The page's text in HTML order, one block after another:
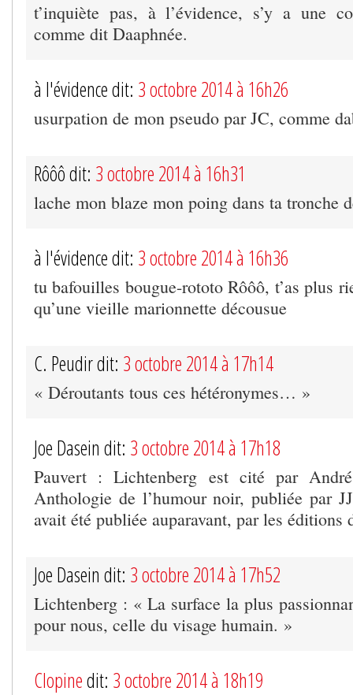
t’inquiète pas, à l’évidence, s’y a une
comme dit Daaphnée.
à l'évidence dit: 3 octobre 2014 à 16h26
usurpation de mon pseudo par JC, comme
Rôôô dit: 3 octobre 2014 à 16h31
lache mon blaze mon poing dans ta tronche
à l'évidence dit: 3 octobre 2014 à 16h36
tu bafouilles bougue-rototo Rôôô, t’as plus
qu’une vieille marionnette décousue
C. Peudir dit: 3 octobre 2014 à 17h14
« Déroutants tous ces hétéronymes… »
Joe Dasein dit: 3 octobre 2014 à 17h18
Pauvert : Lichtenberg est cité par
Anthologie de l’humour noir, publiée par
avait été publiée auparavant, par les éditions
Joe Dasein dit: 3 octobre 2014 à 17h52
Lichtenberg : « La surface la plus
pour nous, celle du visage humain. »
Clopinedit: 3 octobre 2014 à 18h19